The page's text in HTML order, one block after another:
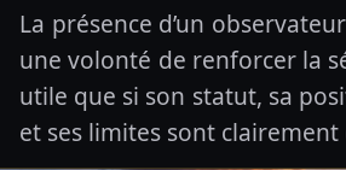
La présence d’un
une volonté de renforcer la
utile que si son statut, sa
et ses limites sont clairement